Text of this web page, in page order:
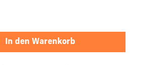
gewünschten Wert
In den Warenkorb